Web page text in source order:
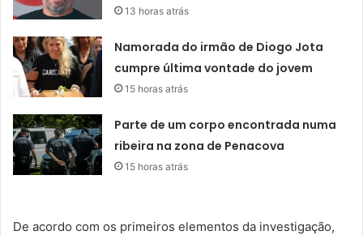
13 horas atrás
Namorada do irmão de Diogo Jota
cumpre última vontade do jovem
15 horas atrás
Parte de um corpo encontrada numa
ribeira na zona de Penacova
15 horas atrás
De acordo com os primeiros elementos da investigação,